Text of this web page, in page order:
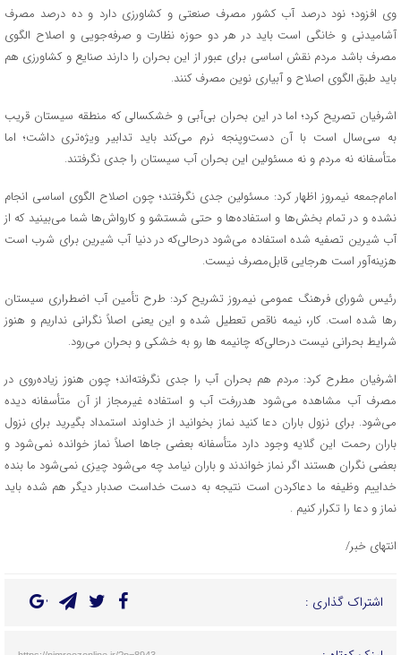
وی افزود؛ نود درصد آب کشور مصرف صنعتی و کشاورزی دارد و ده درصد مصرف
آشامیدنی و خانگی است باید در هر دو حوزه نظارت و صرفه‌جویی و اصلاح الگوی
مصرف باشد مردم نقش اساسی برای عبور از این بحران را دارند صنایع و کشاورزی هم
باید طبق الگوی اصلاح و آبیاری نوین مصرف کنند.
اشرفیان تصریح کرد؛ اما در این بحران بی‌آبی و خشکسالی که منطقه سیستان قریب
به سی‌سال است با آن دست‌وپنجه نرم می‌کند باید تدابیر ویژه‌تری داشت؛ اما
متأسفانه نه مردم و نه مسئولین این بحران آب سیستان را جدی نگرفتند.
امام‌جمعه نیمروز اظهار کرد: مسئولین جدی نگرفتند؛ چون اصلاح الگوی اساسی انجام
نشده و در تمام بخش‌ها و استفاده‌ها و حتی شستشو و کارواش‌ها شما می‌بینید که از
آب شیرین تصفیه شده استفاده می‌شود درحالی‌که در دنیا آب شیرین برای شرب است
هزینه‌آور است هرجایی قابل‌مصرف نیست.
رئیس شورای فرهنگ عمومی نیمروز تشریح کرد: طرح تأمین آب اضطراری سیستان
رها شده است. کار، نیمه ناقص تعطیل شده و این یعنی اصلاً نگرانی نداریم و هنوز
شرایط بحرانی نیست درحالی‌که چانیمه ها رو به خشکی و بحران می‌رود.
اشرفیان مطرح کرد: مردم هم بحران آب را جدی نگرفته‌اند؛ چون هنوز زیاده‌روی در
مصرف آب مشاهده می‌شود هدررفت آب و استفاده غیرمجاز از آن متأسفانه دیده
می‌شود. برای نزول باران دعا کنید نماز بخوانید از خداوند استمداد بگیرید برای نزول
باران رحمت این گلایه وجود دارد متأسفانه بعضی جاها اصلاً نماز خوانده نمی‌شود و
بعضی نگران هستند اگر نماز خواندند و باران نیامد چه می‌شود چیزی نمی‌شود ما بنده
خداییم وظیفه ما دعاکردن است نتیجه به دست خداست صدبار دیگر هم شده باید
نماز و دعا را تکرار کنیم .
انتهای خبر/
اشتراک گذاری :